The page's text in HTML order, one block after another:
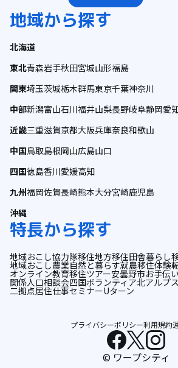
地域から探す
北海道
東北青森岩手秋田宮城山形福島
関東埼玉茨城栃木群馬東京千葉神奈川
中部新潟富山石川福井山梨長野岐阜静岡愛
近畿三重滋賀京都大阪兵庫奈良和歌山
中国鳥取島根岡山広島山口
四国徳島香川愛媛高知
九州福岡佐賀長崎熊本大分宮崎鹿児島
沖縄
特長から探す
地域おこし協力隊移住地方移住田舎暮らし
地域おこし農業自然と暮らす就農移住体験
オンライン教育移住ツアー安曇野市お手伝
関係人口相談会四国ボランティア北アルプス
二拠点居住仕事セミナーUターン
プライバシーポリシー利用規約
© ワープシティ